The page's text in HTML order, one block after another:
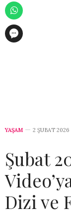
YAŞAM 2 ŞUBAT 2026
Şubat
Dizi ve